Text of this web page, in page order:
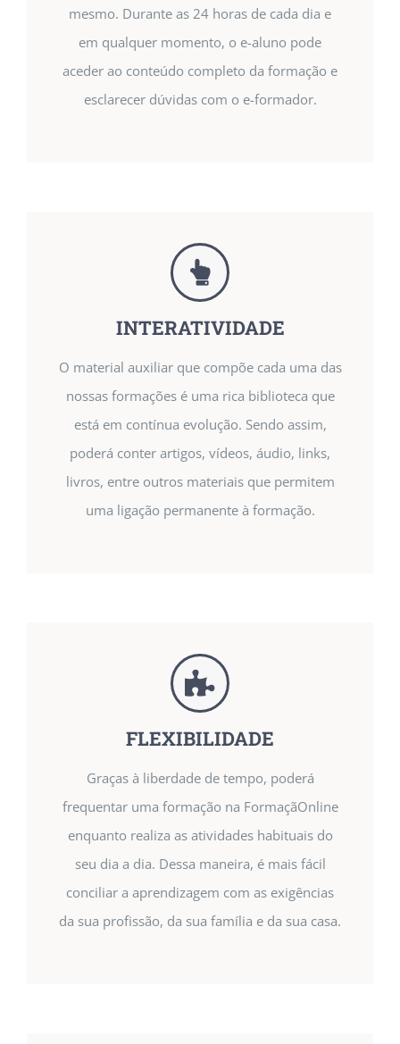
mesmo. Durante as 24 horas de cada dia e
em qualquer momento, o e-aluno pode
aceder ao conteúdo completo da formação e
esclarecer dúvidas com o e-formador.
INTERATIVIDADE
O material auxiliar que compõe cada uma das
nossas formações é uma rica biblioteca que
está em contínua evolução. Sendo assim,
poderá conter artigos, vídeos, áudio, links,
livros, entre outros materiais que permitem
uma ligação permanente à formação.
FLEXIBILIDADE
Graças à liberdade de tempo, poderá
frequentar uma formação na FormaçãOnline
enquanto realiza as atividades habituais do
seu dia a dia. Dessa maneira, é mais fácil
conciliar a aprendizagem com as exigências
da sua profissão, da sua família e da sua casa.